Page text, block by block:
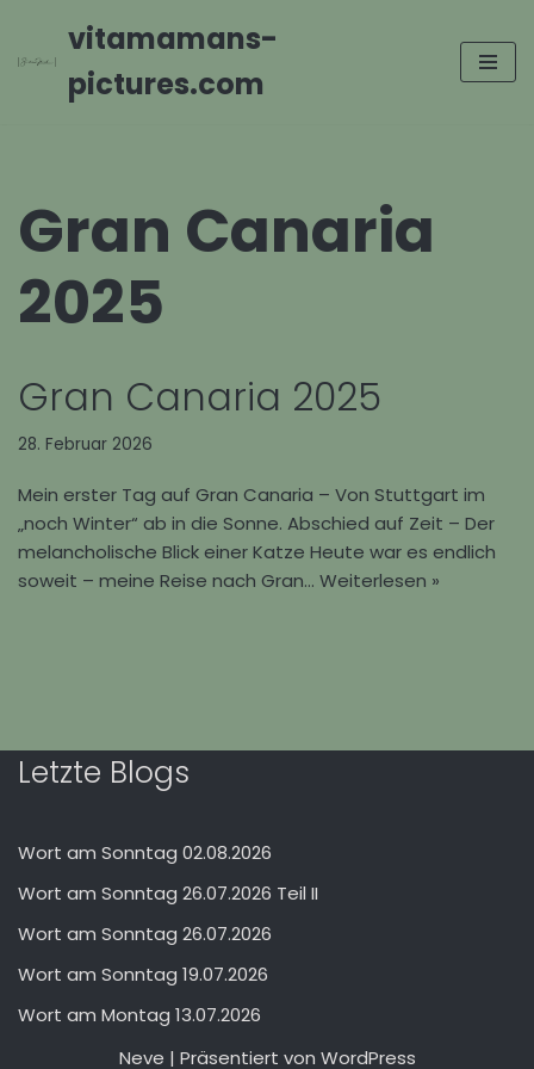
Zum
vitamamans-
pictures.com
Gran Canaria
2025
Gran Canaria 2025
28. Februar 2026
Mein erster Tag auf Gran Canaria – Von Stuttgart im
„noch Winter“ ab in die Sonne. Abschied auf Zeit – Der
melancholische Blick einer Katze Heute war es endlich
soweit – meine Reise nach Gran… Weiterlesen »
Letzte Blogs
Wort am Sonntag 02.08.2026
Wort am Sonntag 26.07.2026 Teil II
Wort am Sonntag 26.07.2026
Wort am Sonntag 19.07.2026
Wort am Montag 13.07.2026
Neve | Präsentiert von WordPress